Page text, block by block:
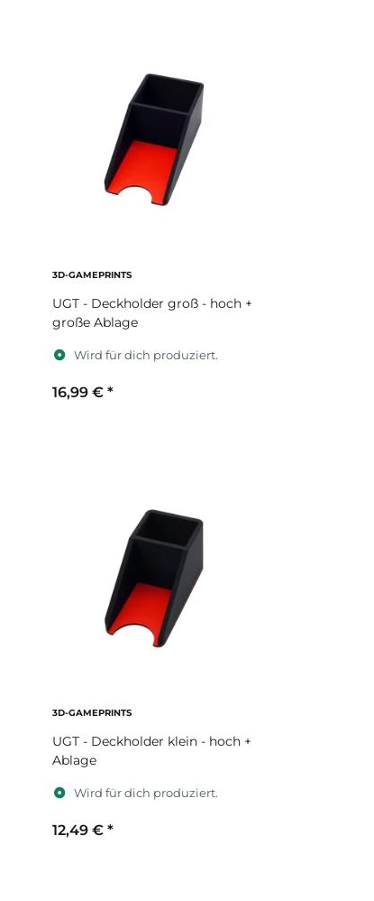
3D-GAMEPRINTS
UGT - Deckholder groß - hoch +
große Ablage
Wird für dich produziert.
16,99 € *
3D-GAMEPRINTS
UGT - Deckholder klein - hoch +
Ablage
Wird für dich produziert.
12,49 € *